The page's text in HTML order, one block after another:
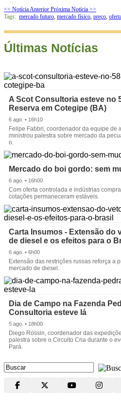
<< Notícia Anterior Próxima Notícia >>
Tags: mercado futuro, mercado físico, preço,
Últimas Notícias
A Scot Consultoria esteve no
Reserva em Cotegipe (BA)
6 ago. • 16h10
Felipe Fabbri, coordenador da equipe de
ministrou palestra sobre mercado da
o.
Mercado do boi gordo: sem
6 ago. • 16h00
Com oferta controlada e indústrias
cotações permaneceram estáveis.
Carta Insumos - Extensão do
de diesel e os efeitos para o
6 ago. • 6h00
Extensão das restrições russas reforça a
mercado de diesel.
Dia de Campo na Fazenda
Consultoria esteve lá
5 ago. • 18h00
Diego Rossin, coordenador das
palestra sobre o Circuito Cria durante o
Pará.